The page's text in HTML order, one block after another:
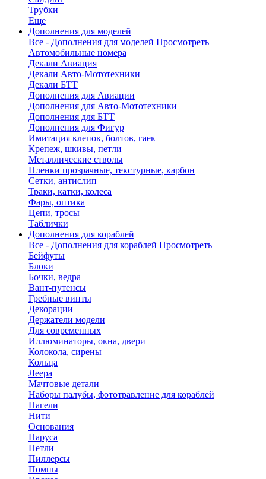
Трубки
Еще
Дополнения для моделей
Все - Дополнения для моделей Просмотреть
Автомобильные номера
Декали Авиация
Декали Авто-Мототехники
Декали БТТ
Дополнения для Авиации
Дополнения для Авто-Мототехники
Дополнения для БТТ
Дополнения для Фигур
Имитация клепок, болтов, гаек
Крепеж, шкивы, петли
Металлические стволы
Пленки прозрачные, текстурные, карбон
Сетки, антислип
Траки, катки, колеса
Фары, оптика
Цепи, тросы
Таблички
Дополнения для кораблей
Все - Дополнения для кораблей Просмотреть
Бейфуты
Блоки
Бочки, ведра
Вант-путенсы
Гребные винты
Декорации
Держатели модели
Для современных
Иллюминаторы, окна, двери
Колокола, сирены
Кольца
Леера
Мачтовые детали
Наборы палубы, фототравление для кораблей
Нагели
Нити
Основания
Паруса
Петли
Пиллерсы
Помпы